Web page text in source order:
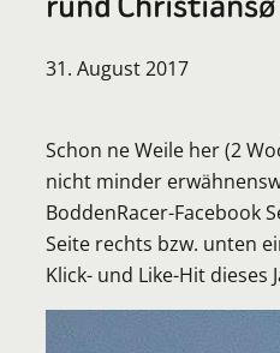
31. August 2017
Schon ne Weile her (2
nicht minder
BoddenRacer-Facebook
Seite rechts bzw. unten
Klick- und Like-Hit dieses